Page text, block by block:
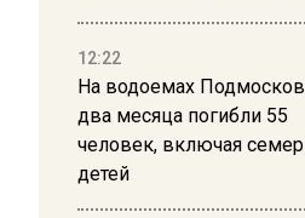
12:22
На водоемах
два месяца погибли 55
человек, включая
детей